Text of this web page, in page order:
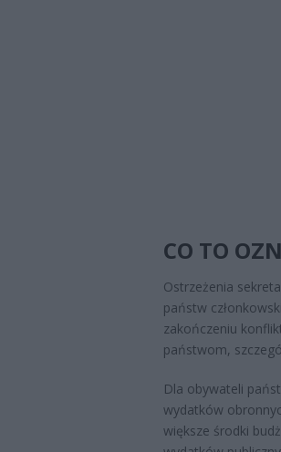
CO TO
Ostrzeżenia
państw
zakończeniu
państwom,
Dla obywateli
wydatków
większe środki